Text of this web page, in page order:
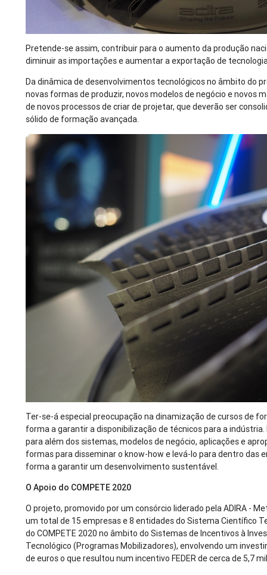
Pretende-se assim, contribuir para o aumento da produção
diminuir as importações e aumentar a exportação de
Da dinâmica de desenvolvimentos tecnológicos no âmbito do
novas formas de produzir, novos modelos de negócio e novos
de novos processos de criar de projetar, que deverão ser
sólido de formação avançada.
Ter-se-á especial preocupação na dinamização de cursos de
forma a garantir a disponibilização de técnicos para a
para além dos sistemas, modelos de negócio, aplicações e
formas para disseminar o know-how e levá-lo para dentro das
forma a garantir um desenvolvimento sustentável.
O Apoio do COMPETE 2020
O projeto, promovido por um consórcio liderado pela ADIRA -
um total de 15 empresas e 8 entidades do Sistema Científico
do COMPETE 2020 no âmbito do Sistemas de Incentivos à
Tecnológico (Programas Mobilizadores), envolvendo um
de euros o que resultou num incentivo FEDER de cerca de 5,7